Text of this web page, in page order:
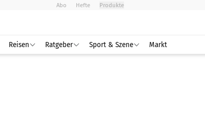
Abo Hefte Produkte
Reisen Ratgeber Sport & Szene Markt